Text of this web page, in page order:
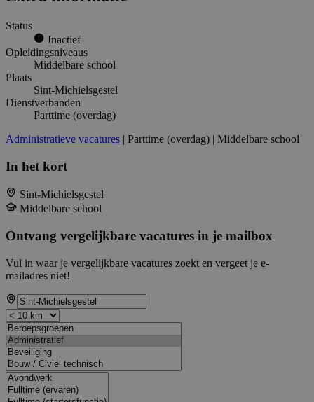
Status
Inactief
Opleidingsniveaus
Middelbare school
Plaats
Sint-Michielsgestel
Dienstverbanden
Parttime (overdag)
Administratieve vacatures | Parttime (overdag) | Middelbare school
In het kort
Sint-Michielsgestel
Middelbare school
Ontvang vergelijkbare vacatures in je mailbox
Vul in waar je vergelijkbare vacatures zoekt en vergeet je e-
mailadres niet!